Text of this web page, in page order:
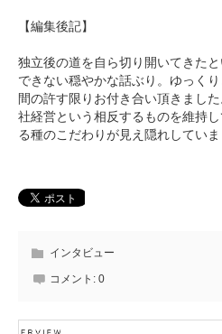
【編集後記】
独立後の道を自ら切り開いてきた
できない穏やかな話ぶり。ゆっく
間の許す限りお付き合い頂きまし
社経営という相反するものを維持
る種のこだわりが見え隠れしていま
インタビュー
コメント: 0